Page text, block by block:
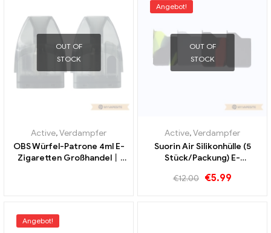
OUT OF
STOCK
Active,Verdampfer
OBS Würfel-Patrone 4ml E-
Zigaretten Großhandel丨
Angebot!
OUT OF
STOCK
Active,Verdampfer
Suorin Air Silikonhülle (5
Stück/Packung) E-
Custom
€12.00 €5.99
Angebot!